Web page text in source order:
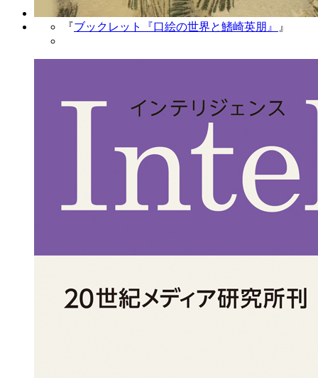
『ブックレット『口絵の世界と鰭崎英朋』 』